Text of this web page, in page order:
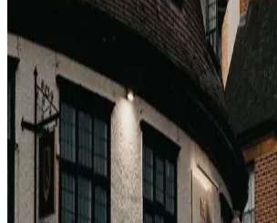
Wo Genius echten
Level 2/3 Benefits: kostenloses
Upgrades (bei Verfügbarkeit),
Das kostet das Hotel echtes Geld.
Mobile-only Genius-Raten :
Ausnahme und bringen oft 10–15
Ersparnis.
Lange Aufenthalte (7+ Nächte)
Ersparnisse summieren sich